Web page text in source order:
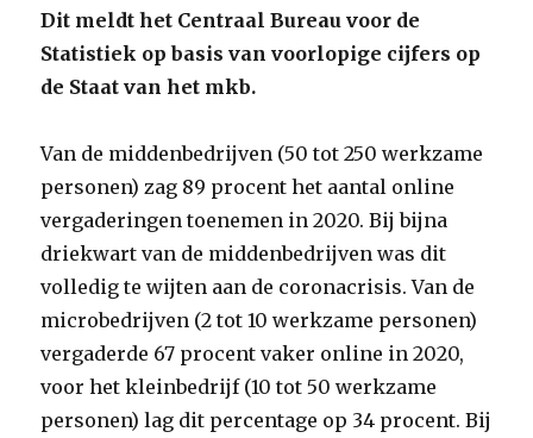
Dit meldt het Centraal Bureau voor de
Statistiek op basis van voorlopige cijfers op
de Staat van het mkb.
Van de middenbedrijven (50 tot 250 werkzame
personen) zag 89 procent het aantal online
vergaderingen toenemen in 2020. Bij bijna
driekwart van de middenbedrijven was dit
volledig te wijten aan de coronacrisis. Van de
microbedrijven (2 tot 10 werkzame personen)
vergaderde 67 procent vaker online in 2020,
voor het kleinbedrijf (10 tot 50 werkzame
personen) lag dit percentage op 34 procent. Bij